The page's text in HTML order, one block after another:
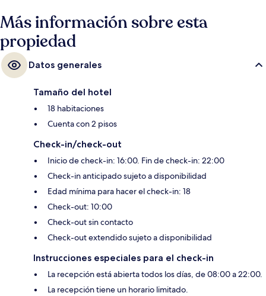
Más información sobre esta
propiedad
Datos generales
Tamaño del hotel
18 habitaciones
Cuenta con 2 pisos
Check-in/check-out
Inicio de check-in: 16:00. Fin de check-in: 22:00
Check-in anticipado sujeto a disponibilidad
Edad mínima para hacer el check-in: 18
Check-out: 10:00
Check-out sin contacto
Check-out extendido sujeto a disponibilidad
Instrucciones especiales para el check-in
La recepción está abierta todos los días, de 08:00 a 22:00.
La recepción tiene un horario limitado.